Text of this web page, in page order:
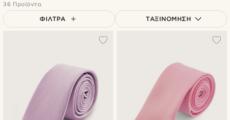
36 Προϊόντα
ΦΊΛΤΡΑ ΤΑΞΙΝΌΜΗΣΗ
Ακριβότερα